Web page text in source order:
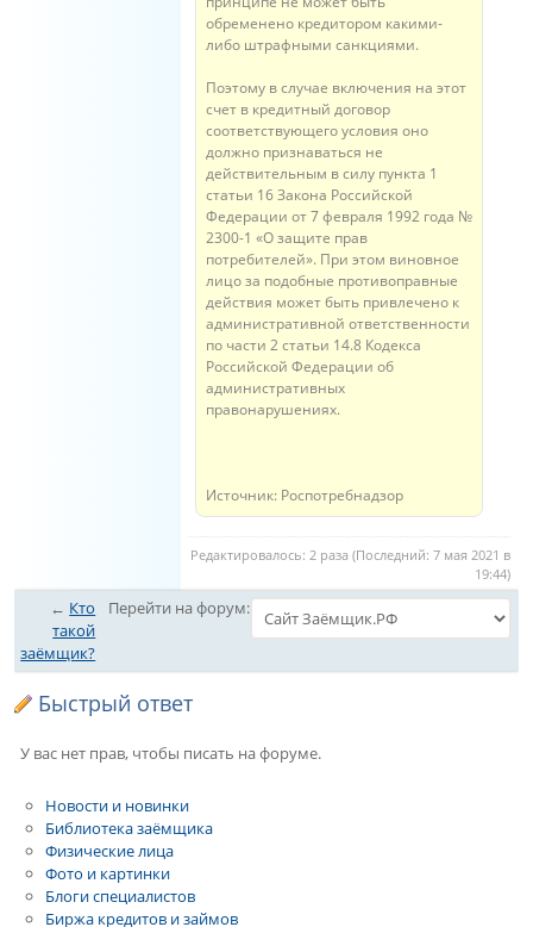
обременено кредитором какими-
либо штрафными санкциями.
Поэтому в случае включения на этот
счет в кредитный договор
соответствующего условия оно
должно признаваться не
действительным в силу пункта 1
статьи 16 Закона Российской
Федерации от 7 февраля 1992 года №
2300-1 «О защите прав
потребителей». При этом виновное
лицо за подобные противоправные
действия может быть привлечено к
административной ответственности
по части 2 статьи 14.8 Кодекса
Российской Федерации об
административных
правонарушениях.
Источник: Роспотребнадзор
Редактировалось: 2 раза (Последний: 7 мая 2021 в
19:44)
← Кто
такой
заёмщик?
Перейти на форум:
Быстрый ответ
У вас нет прав, чтобы писать на форуме.
Новости и новинки
Библиотека заёмщика
Физические лица
Фото и картинки
Блоги специалистов
Биржа кредитов и займов